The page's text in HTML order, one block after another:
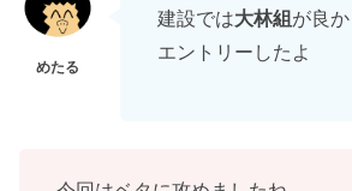
建設では大林組 が良
エントリーしたよ